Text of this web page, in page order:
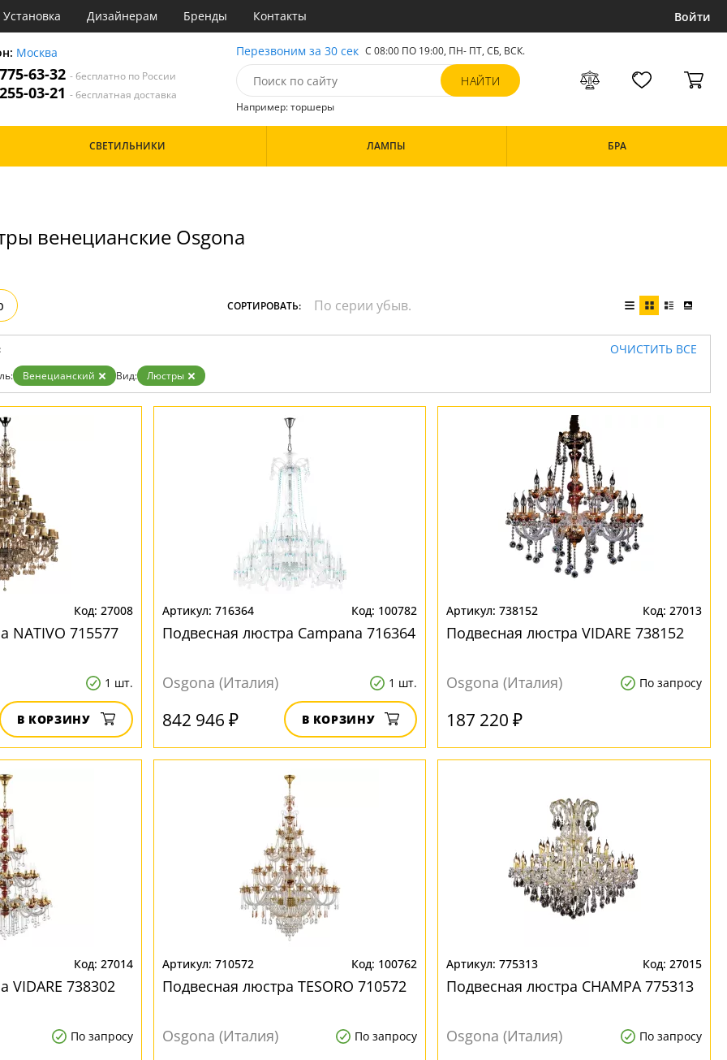
Установка Дизайнерам Бренды Контакты Войти
Москва
63-32 - бесплатно по России
03-21 - бесплатная доставка
Перезвоним за 30 сек С 08:00 ПО 19:00, ПН- ПТ,СБ, ВСК.
Например: торшеры
Черные
СВЕТИЛЬНИКИ ЛАМПЫ БРА
венецианские Osgona
СОРТИРОВАТЬ:
ОЧИСТИТЬ ВСЕ
Венецианский Вид: Люстры
27008
NATIVO 715577
1 шт.
В КОРЗИНУ
716364 100782
Подвесная люстра Campana 716364
Osgona (Италия) 1 шт.
842 946 ₽ В КОРЗИНУ
738152 27013
Подвесная люстра VIDARE 738152
Osgona (Италия) По запросу
187 220 ₽
27014
VIDARE 738302
По запросу
710572 100762
Подвесная люстра TESORO 710572
Osgona (Италия) По запросу
775313 27015
Подвесная люстра CHAMPA 775313
Osgona (Италия) По запросу